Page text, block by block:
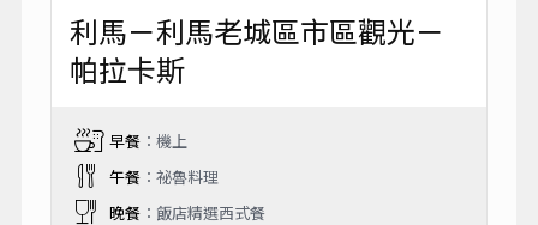
利馬－利馬老城區市區觀光－
帕拉卡斯
早餐：機上
午餐：祕魯料理
晚餐：飯店精選西式餐